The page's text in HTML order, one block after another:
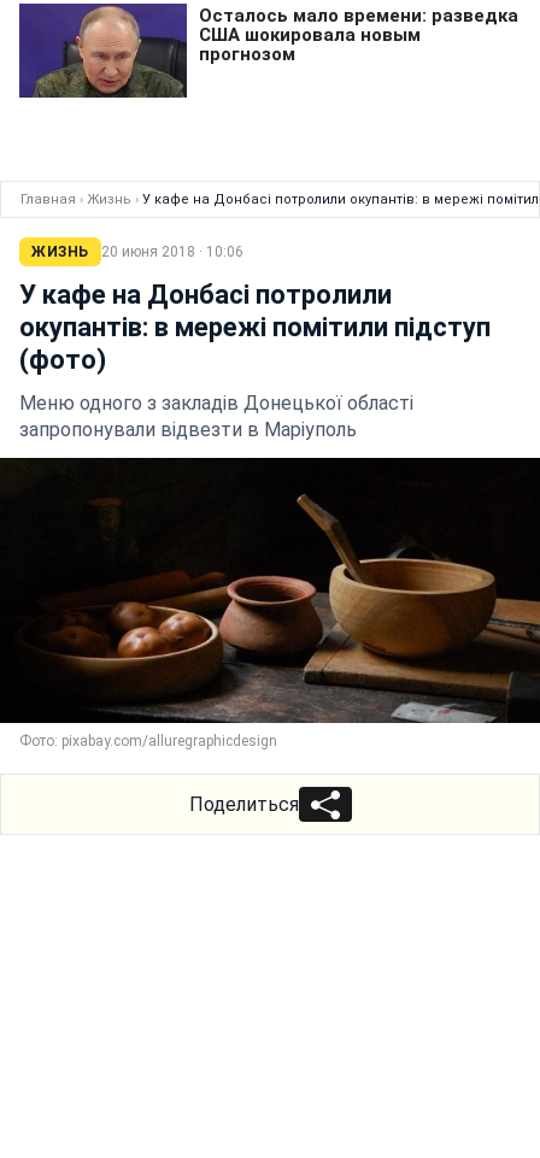
Главная › Жизнь › У кафе на Донбасі потролили окупантів: в мережі
ЖИЗНЬ 20 июня 2018 · 10:06
У кафе на Донбасі потролили
окупантів: в мережі помітили підступ
(фото)
Меню одного з закладів Донецької області
запропонували відвезти в Маріуполь
Фото: pixabay.com/alluregraphicdesign
Поделиться